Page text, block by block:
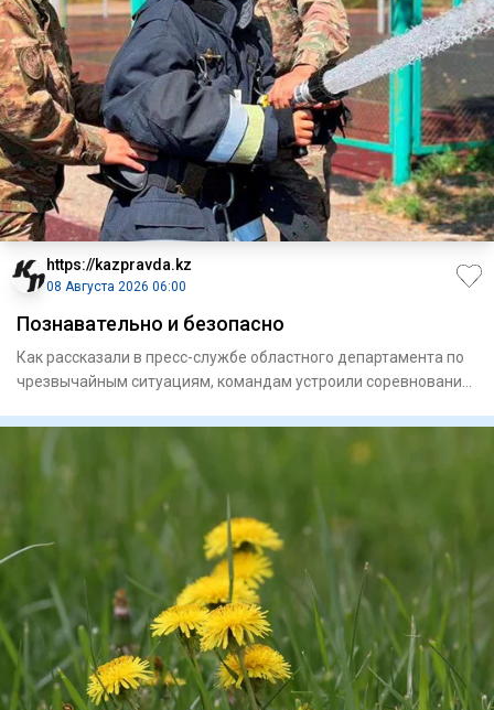
https://kazpravda.kz
08 Августа 2026 06:00
Познавательно и безопасно
Как рассказали в пресс-службе областного департамента по
чрезвычайным ситуациям, командам устроили соревнования